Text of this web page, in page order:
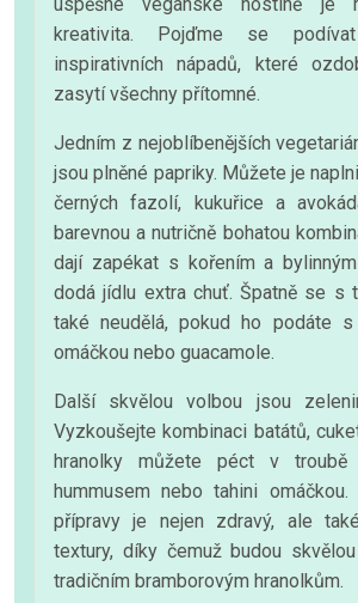
kreativita. Pojďme se
inspirativních nápadů, které
zasytí všechny přítomné.
Jedním z nejoblíbenějších
jsou plněné papriky. Můžete je
černých fazolí, kukuřice a
barevnou a nutričně bohatou
dají zapékat s kořením a
dodá jídlu extra chuť. Špatně se s
také neudělá, pokud ho podáte
omáčkou nebo guacamole.
Další skvělou volbou jsou
Vyzkoušejte kombinaci batátů,
hranolky můžete péct v
hummusem nebo tahini
přípravy je nejen zdravý, ale
textury, díky čemuž budou
tradičním bramborovým hranolkům.